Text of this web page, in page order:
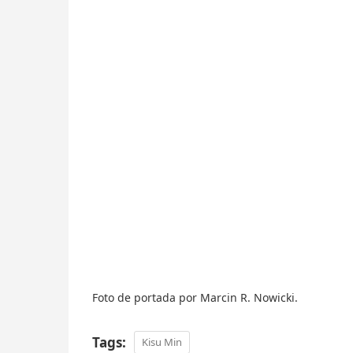
Foto de portada por Marcin R. Nowicki.
Tags: Kisu Min